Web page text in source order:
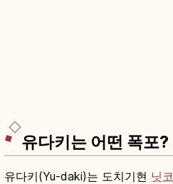
유다키는 어떤 폭포?
유다키(Yu-daki)는 도치기현 닛코